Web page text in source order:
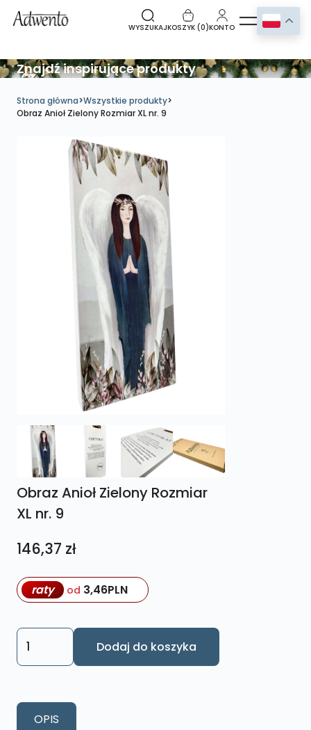
WYSZUKAJKOSZYK (0)KONTO
Znajdź inspirujące produkty
Strona główna>Wszystkie produkty>
Obraz Anioł Zielony Rozmiar XL nr. 9
Obraz Anioł Zielony Rozmiar
XL nr. 9
146,37 zł
raty od 3,46PLN
ilość
Obraz
Rozmiar
Dodaj do koszyka
OPIS